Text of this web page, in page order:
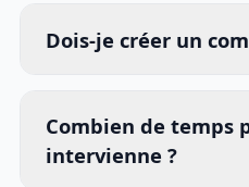
Dois-je créer un
Combien de temps
intervienne ?